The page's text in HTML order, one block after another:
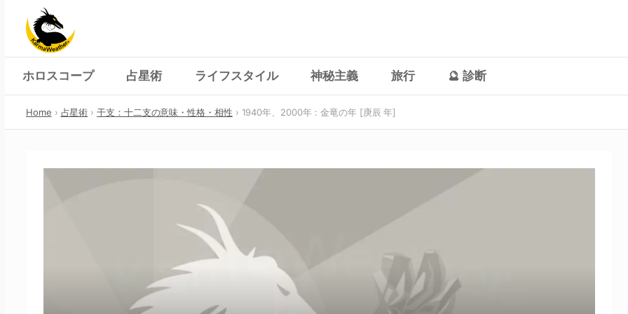
content
ホロスコープ 占星術 ライフスタイル 神秘主義 旅行 🔮 診断
Home 占星術 干支：十二支の意味・性格・相性 1940年、2000年：金竜の年 [庚辰 年]